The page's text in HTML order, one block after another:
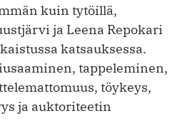
kuin tytöillä,
ja Leena Repokari
katsauksessa.
tappeleminen,
töykeys,
ja auktoriteetin